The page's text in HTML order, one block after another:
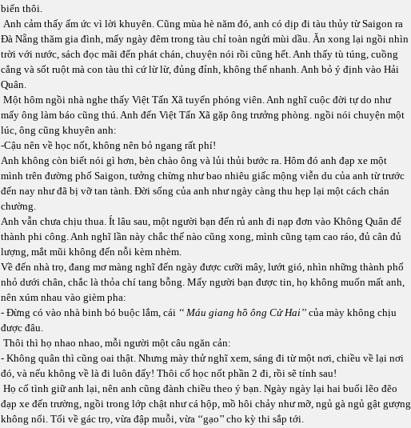
biển thôi.
Anh cảm thấy ấm ức vì lời khuyên. Cũng mùa hè năm đó, anh có dịp đi tàu thủy từ Saigon ra
Đà Nẵng thăm gia đình, mấy ngày đêm trong tàu chỉ toàn ngửi mùi dầu. Ăn xong lại ngồi nhìn
trời với nước, sách đọc mãi đến phát chán, chuyện nói rồi cũng hết. Anh thấy tù túng, cuồng
cẳng và sốt ruột mà con tàu thì cứ lừ lừ, đủng đỉnh, không thể nhanh. Anh bỏ ý định vào Hải
Quân.
Một hôm ngồi nhà nghe thấy Việt Tấn Xã tuyển phóng viên. Anh nghĩ cuộc đời tự do như
mấy ông làm báo cũng thú. Anh đến Việt Tấn Xã gặp ông trưởng phòng. ngồi nói chuyện một
lúc, ông cũng khuyên anh:
-Cậu nên về học nốt, không nên bỏ ngang rất phí!
Anh không còn biết nói gì hơn, bèn chào ông và lủi thủi bước ra. Hôm đó anh đạp xe một
mình trên đường phố Saigon, tưởng chừng như bao nhiêu giấc mộng viễn du của anh từ trước
đến nay như đã bị vỡ tan tành. Đời sống của anh như ngày càng thu hẹp lại một cách chán
chường.
Anh vẫn chưa chịu thua. Ít lâu sau, một người bạn đến rủ anh đi nạp đơn vào Không Quân để
thành phi công. Anh nghĩ lần này chắc thế nào cũng xong, mình cũng tạm cao ráo, đủ cân đủ
lượng, mắt mũi không đến nỗi kèm nhèm.
Về đến nhà trọ, đang mơ màng nghĩ đến ngày được cưỡi mây, lướt gió, nhìn những thành phố
nhỏ dưới chân, chắc là thỏa chí tang bỗng. Mấy người bạn được tin, họ không muốn mất anh,
nên xúm nhau vào gièm pha:
- Đừng có vào nhà binh bó buộc lắm, cái ‘‘ Máu giang hồ ông Cử Hai’’ của mày không chịu
được đâu.
Thôi thì họ nhao nhao, mỗi người một câu ngăn cản:
- Không quân thì cũng oai thật. Nhưng mày thử nghĩ xem, sáng đi từ một nơi, chiều về lại nơi
đó, và nếu không về là đi luôn đấy! Thôi cố học nốt phần 2 đi, rồi sẽ tính sau!
Họ cố tình giữ anh lại, nên anh cũng đành chiều theo ý bạn. Ngày ngày lại hai buổi lẽo đẽo
đạp xe đến trường, ngồi trong lớp chật như cá hộp, mồ hôi chảy như mỡ, ngủ gà ngủ gật gượng
không nổi. Tối về gác trọ, vừa đập muỗi, vừa ‘‘gạo’’ cho kỳ thi sắp tới.